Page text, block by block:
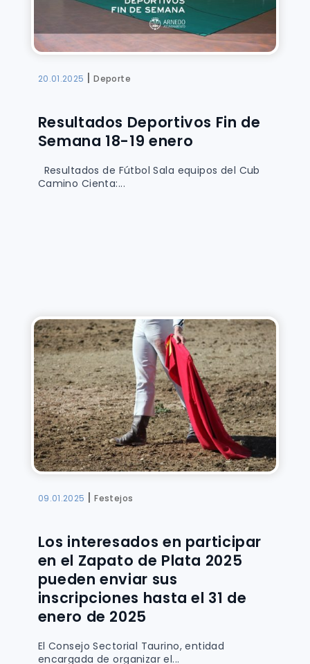
20.01.2025 |Deporte
Resultados Deportivos Fin de
Semana 18-19 enero
Resultados de Fútbol Sala equipos del Cub
Camino Cienta:...
09.01.2025 |Festejos
Los interesados en participar
en el Zapato de Plata 2025
pueden enviar sus
inscripciones hasta el 31 de
enero de 2025
El Consejo Sectorial Taurino, entidad
encargada de organizar el...